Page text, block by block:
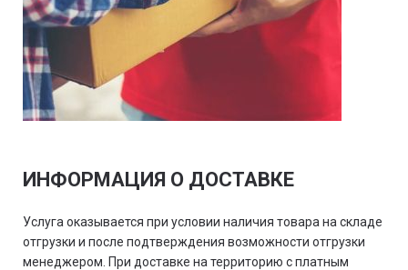
ИНФОРМАЦИЯ О ДОСТАВКЕ
Услуга оказывается при условии наличия товара на складе
отгрузки и после подтверждения возможности отгрузки
менеджером. При доставке на территорию с платным